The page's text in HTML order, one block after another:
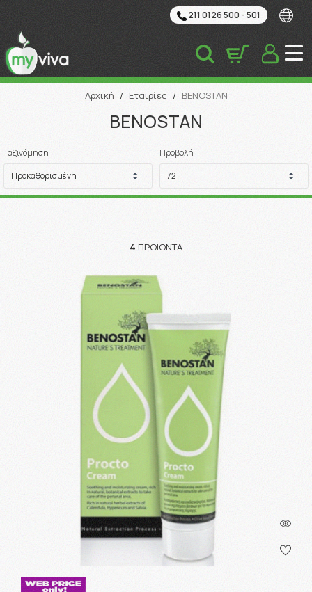
211 0126 500 - 501
Αναζήτηση
Αρχική / Εταιρίες / BENOSTAN
BENOSTAN
Ταξινόμηση Προβολή
4 ΠΡΟΪΌΝΤΑ